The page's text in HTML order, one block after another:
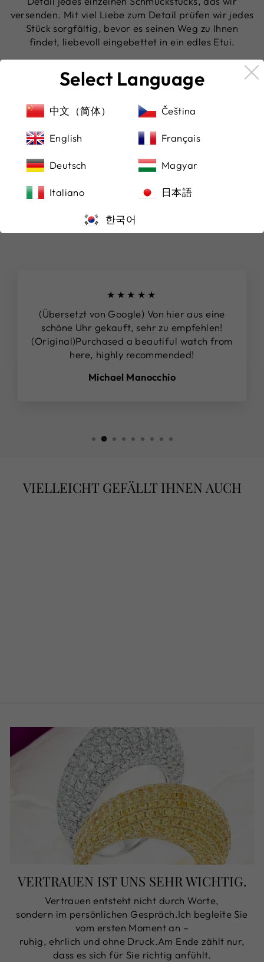
versenden. Mit viel Liebe zum Detail prüfen wir jedes
Stück sorgfältig, bevor es seinen Weg zu Ihnen
findet, liebevoll eingebettet in ein edles Etui.
Ihre Sicherheit steht bei uns an erster Stelle – beim
Bezahlen und Versenden
garantieren, akzeptieren wir nicht nur Paypal,
können Sie die für Sie bequemste Zahlungsmethode
Versand verlassen.
DAS SAGEN UNSERE KUNDEN
★★★★★
(Übersetzt von Google) Von hier aus eine
schöne Uhr gekauft, sehr zu empfehlen!
(Original)Purchased a beautiful watch from
here, highly recommended!
Michael Manocchio
VIELLEICHT GEFÄLLT IHNEN AUCH
VERTRAUEN IST UNS SEHR WICHTIG.
Vertrauen entsteht nicht durch Worte,
sondern im persönlichen Gespräch.Ich begleite Sie
vom ersten Moment an –
ruhig, ehrlich und ohne Druck.Am Ende zählt nur,
dass es sich für Sie richtig anfühlt.
Select Language
中文（简体） Čeština
English Français
Deutsch Magyar
Italiano 日本語
한국어